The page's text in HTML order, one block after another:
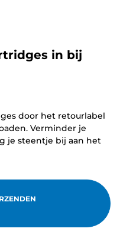
in bij
door het retourlabel
Verminder je
je steentje bij aan het